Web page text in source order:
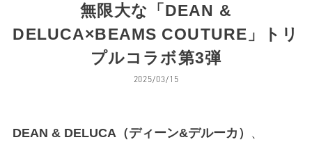
無限大な「DEAN &
DELUCA×BEAMS COUTURE」トリ
プルコラボ第3弾
2025/03/15
DEAN & DELUCA（ディーン&デルーカ）
、